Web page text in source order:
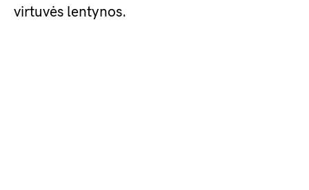
virtuvės lentynos.